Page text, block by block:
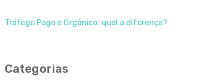
Tráfego Pago e Orgânico: qual a diferença?
Categorias